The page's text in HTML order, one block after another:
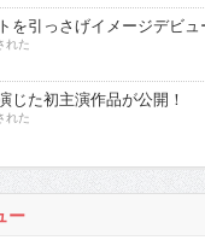
引っさげイメージデビュ
れた
た初主演作品が公開！
れた
ー